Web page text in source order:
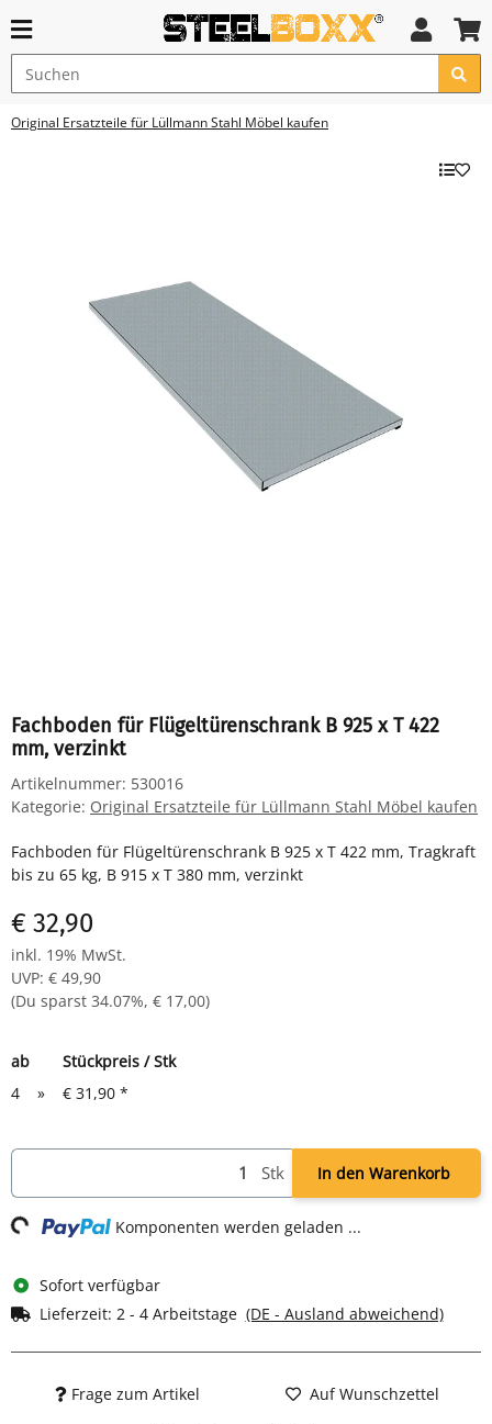
Original Ersatzteile für Lüllmann Stahl Möbel kaufen
Fachboden für Flügeltürenschrank B 925 x T 422
mm, verzinkt
Artikelnummer: 530016
Kategorie: Original Ersatzteile für Lüllmann Stahl Möbel kaufen
Fachboden für Flügeltürenschrank B 925 x T 422 mm, Tragkraft
bis zu 65 kg, B 915 x T 380 mm, verzinkt
€ 32,90
inkl. 19% MwSt.
UVP: € 49,90
(Du sparst 34.07%, € 17,00)
ab
Stückpreis / Stk
4
» € 31,90 *
Stk In den Warenkorb
Loading... Komponenten werden geladen ...
Sofort verfügbar
Lieferzeit: 2 - 4 Arbeitstage (DE - Ausland abweichend)
Frage zum Artikel Auf Wunschzettel